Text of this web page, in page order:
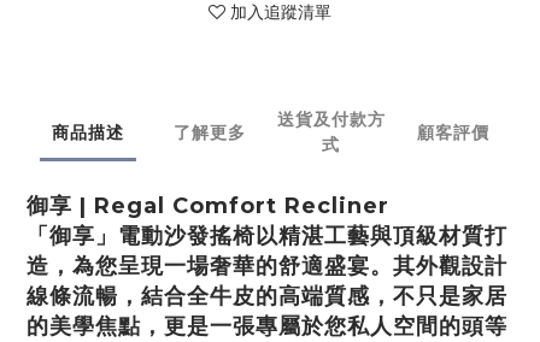
加入追蹤清單
商品描述 了解更多
送貨及付款方
式
顧客評價
御享 | Regal Comfort Recliner
「御享」電動沙發搖椅以精湛工藝與頂級材質打
造，為您呈現一場奢華的舒適盛宴。其外觀設計
線條流暢，結合全牛皮的高端質感，不只是家居
的美學焦點，更是一張專屬於您私人空間的頭等